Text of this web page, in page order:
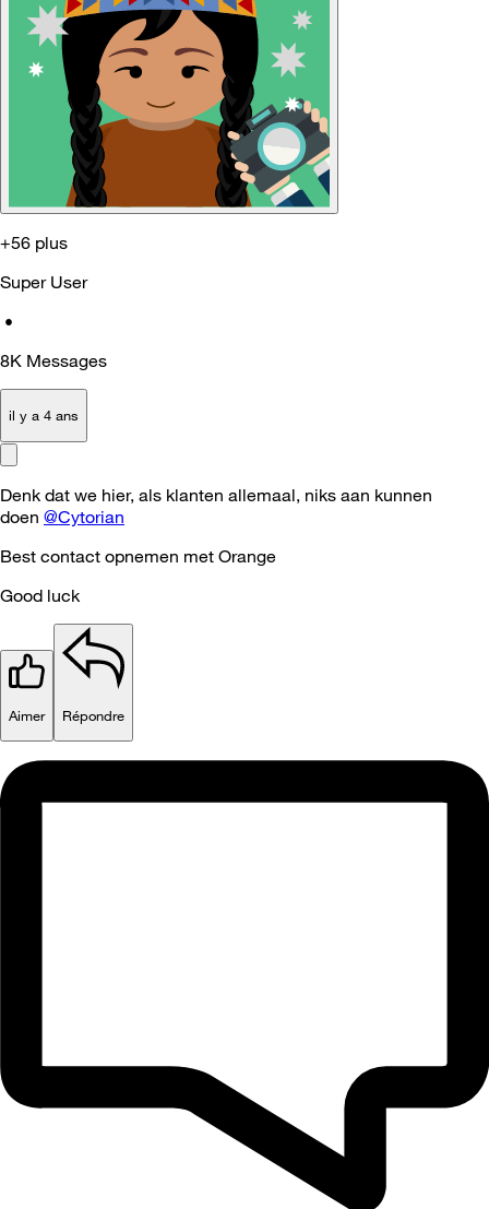
+56 plus
Super User
•
8K Messages
il y a 4 ans
Denk dat we hier, als klanten allemaal, niks aan kunnen
doen @Cytorian
Best contact opnemen met Orange
Good luck
Aimer Répondre